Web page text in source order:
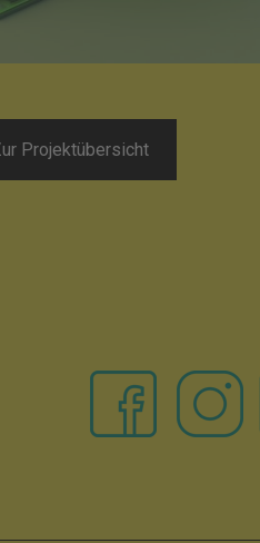
Projektübersicht